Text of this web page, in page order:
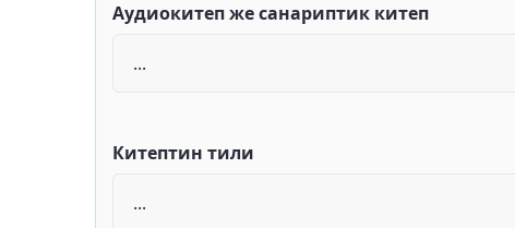
Аудиокитеп же санариптик китеп
Китептин тили